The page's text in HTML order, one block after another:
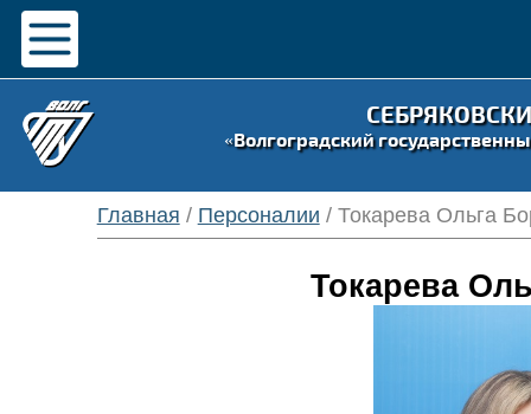
«Волгоградский
Главная / Персоналии / Токарева Ольга
Токарева